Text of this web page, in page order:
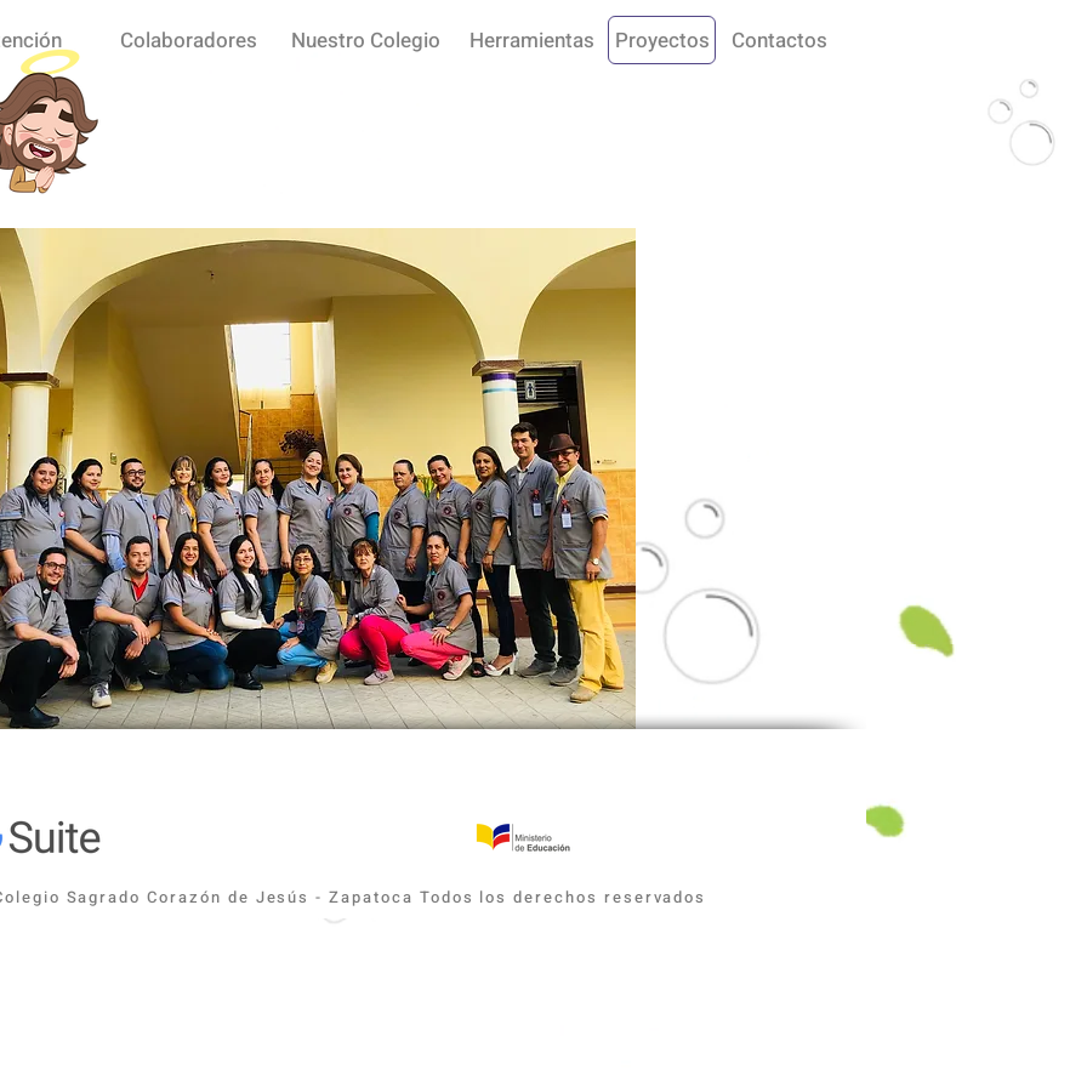
Colaboradores Nuestro Colegio Herramientas Proyectos Contactos
Sagrado Corazón de Jesús - Zapatoca Todos los derechos reservados